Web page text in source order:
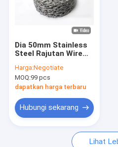
Tentang kita
Hubungi kami
Berita
Dia 50mm Stainless
Steel Rajutan Wire
Mesh Terkompresi
Harga:Negotiate
MOQ:99 pcs
dapatkan harga terbaru
Hubungi sekarang
Lihat